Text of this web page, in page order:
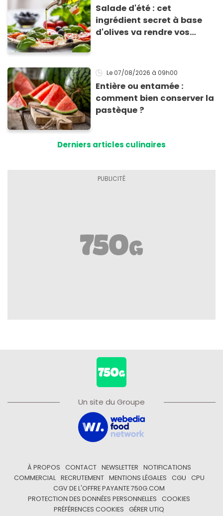
Salade d'été : cet
ingrédient secret à base
d'olives va rendre vos
Le 07/08/2026 à 09h00
Entière ou entamée :
comment bien conserver la
pastèque ?
Derniers articles culinaires
Un site du Groupe
À PROPOS CONTACT NEWSLETTER
NOTIFICATIONS
COMMERCIAL
RECRUTEMENT MENTIONS LÉGALES CGU
CPU
CGV DE L'OFFRE PAYANTE 750G.COM
PROTECTION DES DONNÉES PERSONNELLES
COOKIES
PRÉFÉRENCES COOKIES
GÉRER UTIQ